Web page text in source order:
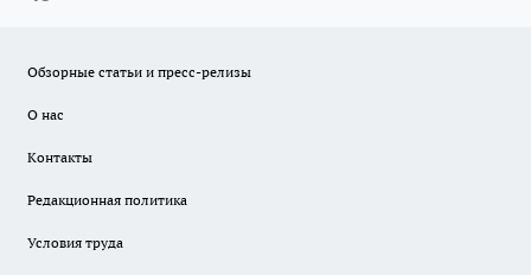
Обзорные статьи и пресс-релизы
О нас
Контакты
Редакционная политика
Условия труда